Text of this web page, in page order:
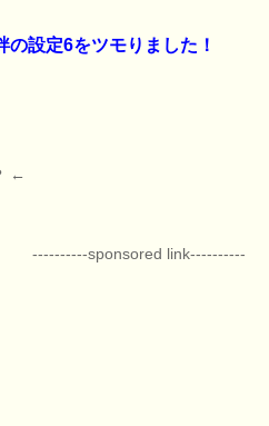
の設定6をツモりました！
←
----------sponsored link----------